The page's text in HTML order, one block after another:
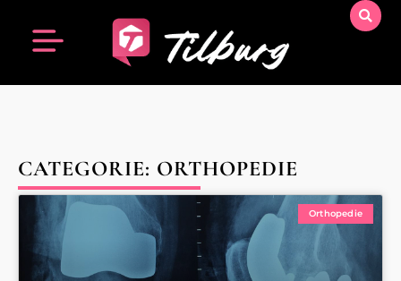
CATEGORIE: ORTHOPEDIE
Orthopedie